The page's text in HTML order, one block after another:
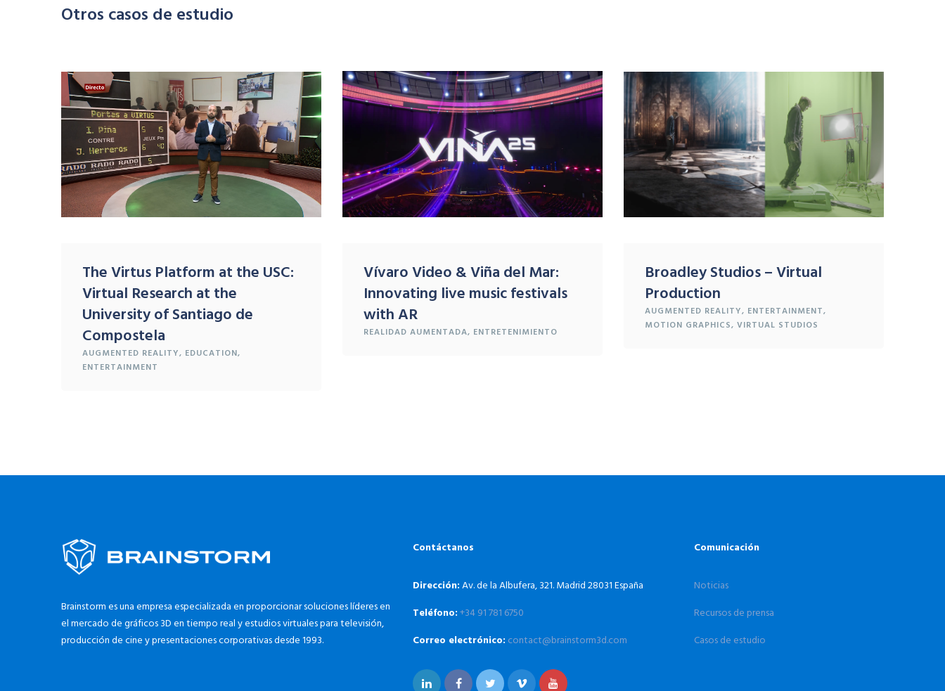
Otros casos de estudio
The Virtus Platform at the USC:
Virtual Research at the
University of Santiago de
Compostela
AUGMENTED REALITY, EDUCATION,
ENTERTAINMENT
Vívaro Video & Viña del Mar:
Innovating live music festivals
with AR
REALIDAD AUMENTADA, ENTRETENIMIENTO
Broadley Studios – Virtual
Production
AUGMENTED REALITY, ENTERTAINMENT,
MOTION GRAPHICS, VIRTUAL STUDIOS
Brainstorm es una empresa especializada en proporcionar soluciones líderes en
el mercado de gráficos 3D en tiempo real y estudios virtuales para televisión,
producción de cine y presentaciones corporativas desde 1993.
Contáctanos
Dirección:Av. de la Albufera, 321. Madrid 28031 España
Teléfono:+34 91 781 6750
Correo electrónico: contact@brainstorm3d.com
Comunicación
Noticias
Recursos de prensa
Casos de estudio